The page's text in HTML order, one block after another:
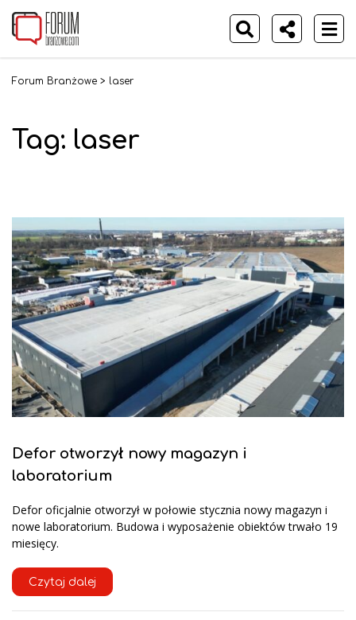
Forum Branżowe > laser
Tag: laser
Defor otworzył nowy magazyn i
laboratorium
Defor oficjalnie otworzył w połowie stycznia nowy magazyn i
nowe laboratorium. Budowa i wyposażenie obiektów trwało 19
miesięcy.
Czytaj dalej